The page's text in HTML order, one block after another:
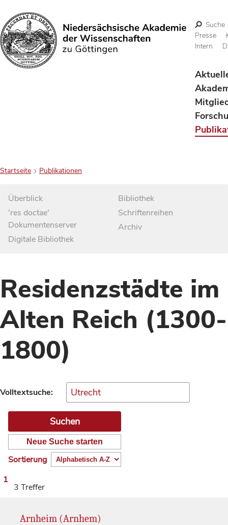
Suchen
Suche
Presse
Intern
Startseite Publikationen
Überblick
'res doctae'
Dokumentenserver
Digitale Bibliothek
Bibliothek
Schriftenreihen
Archiv
Residenzstädte im
Alten Reich (1300-
1800)
Volltextsuche:
Neue Suche starten
Sortierung
1
3 Treffer
Arnheim (Arnhem)